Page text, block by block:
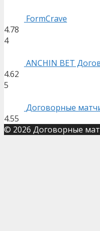
FormCrave
4.78
4
ANCHIN BET
4.62
5
Договорные
4.55
© 2026 Договорные